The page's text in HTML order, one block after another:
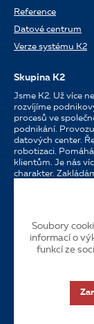
Reference
Datové centrum
Verze systému K2
Skupina K2
Jsme K2. Už více
rozvíjíme
procesů ve
podnikání.
datových center.
robotizaci.
klientům. Je nás
charakter.
Jazyk CS
Zákaznická podpora
Soubory
informací o
funkcí ze